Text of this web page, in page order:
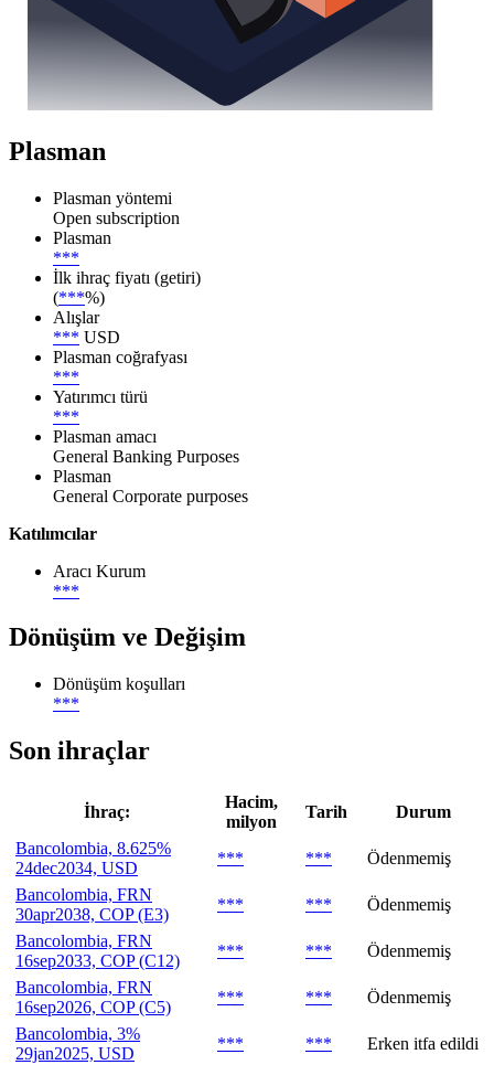
Plasman
Plasman yöntemi
Open subscription
Plasman
***
İlk ihraç fiyatı (getiri)
(***%)
Alışlar
*** USD
Plasman coğrafyası
***
Yatırımcı türü
***
Plasman amacı
General Banking Purposes
Plasman
General Corporate purposes
Katılımcılar
Aracı Kurum
***
Dönüşüm ve Değişim
Dönüşüm koşulları
***
Son ihraçlar
İhraç:
Hacim,
milyon
Tarih
Durum
Bancolombia, 8.625%
24dec2034, USD
*** ***
Ödenmemiş
Bancolombia, FRN
30apr2038, COP (E3)
*** ***
Ödenmemiş
Bancolombia, FRN
16sep2033, COP (C12)
*** ***
Ödenmemiş
Bancolombia, FRN
16sep2026, COP (C5)
*** ***
Ödenmemiş
Bancolombia, 3%
29jan2025, USD
*** ***
Erken itfa edildi